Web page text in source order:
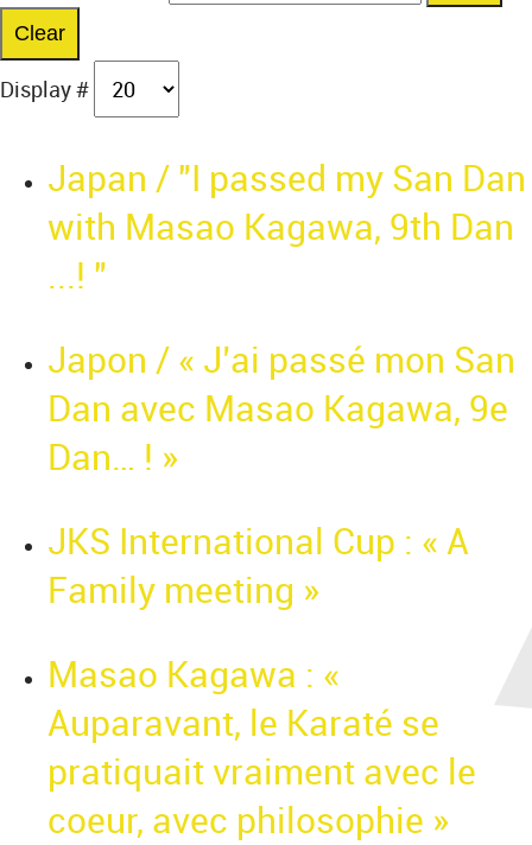
Clear
Display #
Japan / "I passed my San Dan
with Masao Kagawa, 9th Dan
...! "
Japon / « J’ai passé mon San
Dan avec Masao Kagawa, 9e
Dan… ! »
JKS International Cup : « A
Family meeting »
Masao Kagawa : «
Auparavant, le Karaté se
pratiquait vraiment avec le
coeur, avec philosophie »